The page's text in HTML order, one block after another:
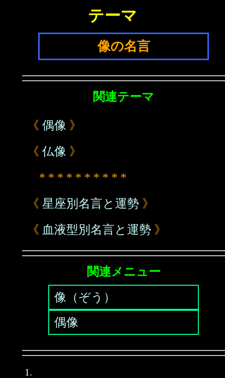
テーマ
像の名言
関連テーマ
《 偶像 》
《 仏像 》
* * * * * * * * * *
《 星座別名言と運勢 》
《 血液型別名言と運勢 》
関連メニュー
像（ぞう）
偶像
1.